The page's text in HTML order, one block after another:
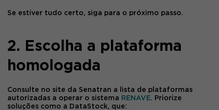
Se estiver tudo certo, siga para o próximo passo.
2. Escolha a plataforma
homologada
Consulte no site da Senatran a
lista de plataformas
autorizadas a operar o sistema RENAVE. Priorize
soluções como a
DataStock, que: